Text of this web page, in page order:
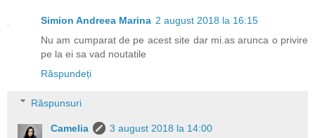
Simion Andreea Marina 2 august 2018 la 16:15
Nu am cumparat de pe acest site dar mi.as arunca o privire
pe la ei sa vad noutatile
Răspundeți
Răspunsuri
Camelia
3 august 2018 la 14:00